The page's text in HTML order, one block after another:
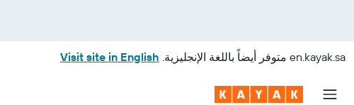
en.kayak.sa متوفر أيضاً باللغة الإنجليزية. Visit site in English